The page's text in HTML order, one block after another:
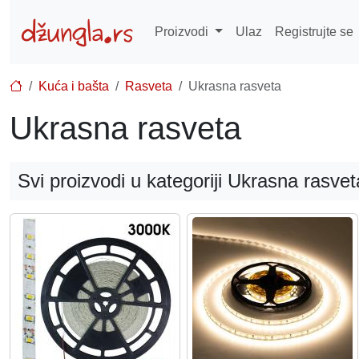
Proizvodi Ulaz Registrujte se
Kuća i bašta Rasveta Ukrasna rasveta
Ukrasna rasveta
Svi proizvodi u kategoriji Ukrasna